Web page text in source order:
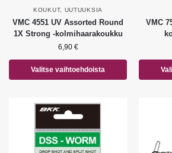
KOUKUT, UUTUUKSIA
VMC 4551 UV Assorted Round
1X Strong -kolmihaarakoukku
6,90 €
Valitse vaihtoehdoista
VMC